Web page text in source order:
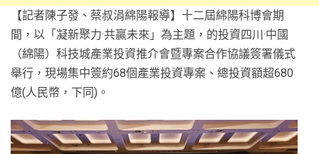
【記者陳子發、蔡叔涓綿陽報導】十二屆綿陽科博會期
間，以「凝新聚力·共贏未來」為主題，的投資四川·中國
（綿陽）科技城產業投資推介會暨專案合作協議簽署儀式
舉行，現場集中簽約68個產業投資專案、總投資額超680
億(人民幣，下同)。